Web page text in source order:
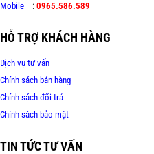
Mobile : 0965.586.589
HỖ TRỢ KHÁCH HÀNG
Dịch vụ tư vấn
Chính sách bán hàng
Chính sách đổi trả
Chính sách bảo mật
TIN TỨC TƯ VẤN